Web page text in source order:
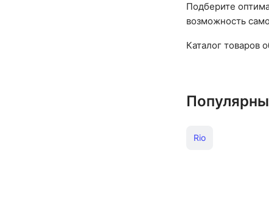
Подберите
возможность
Каталог товаров
Rio